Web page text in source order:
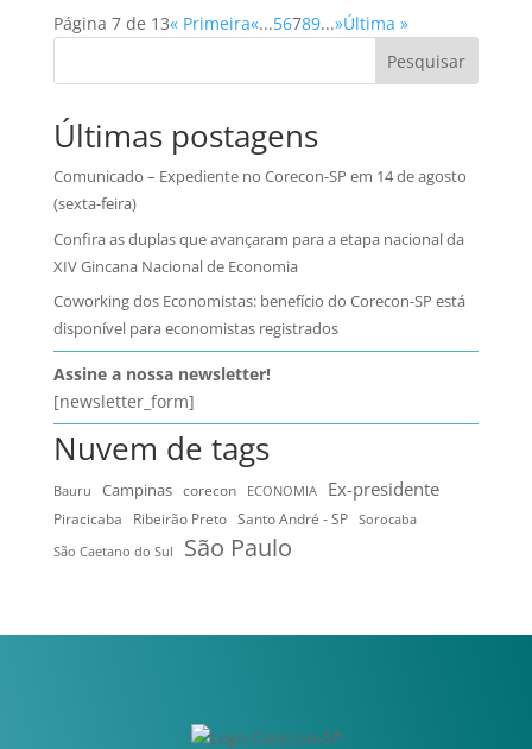
Página 7 de 13« Primeira«...56789...»Última »
Pesquisar
Últimas postagens
Comunicado – Expediente no Corecon-SP em 14 de agosto
(sexta-feira)
Confira as duplas que avançaram para a etapa nacional da
XIV Gincana Nacional de Economia
Coworking dos Economistas: benefício do Corecon-SP está
disponível para economistas registrados
Assine a nossa newsletter!
[newsletter_form]
Nuvem de tags
Bauru Campinas corecon ECONOMIA Ex-presidente
Piracicaba Ribeirão Preto Santo André - SP
Sorocaba
São Caetano do Sul
São Paulo